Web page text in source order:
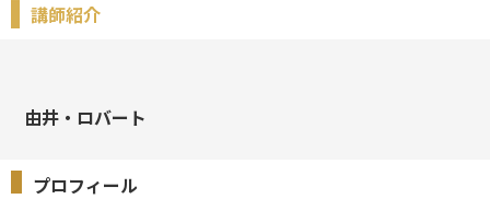
講師紹介
由井・ロバート
プロフィール